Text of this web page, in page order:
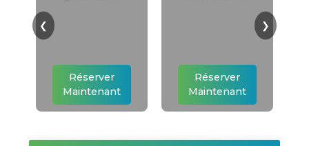
Réserver
Maintenant
Réserver
Maintenant
❮ ❯